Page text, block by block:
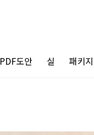
PDF도안 실 패키지